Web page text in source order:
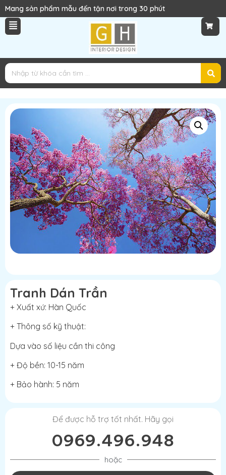
Mang sản phẩm mẫu đến tận nơi trong 30 phút
Tranh Dán Trần
+ Xuất xứ: Hàn Quốc
+ Thông số kỹ thuật:
Dựa vào số liệu cần thi công
+ Độ bền: 10-15 năm
+ Bảo hành: 5 năm
Để được hỗ trợ tốt nhất. Hãy gọi
0969.496.948
hoặc